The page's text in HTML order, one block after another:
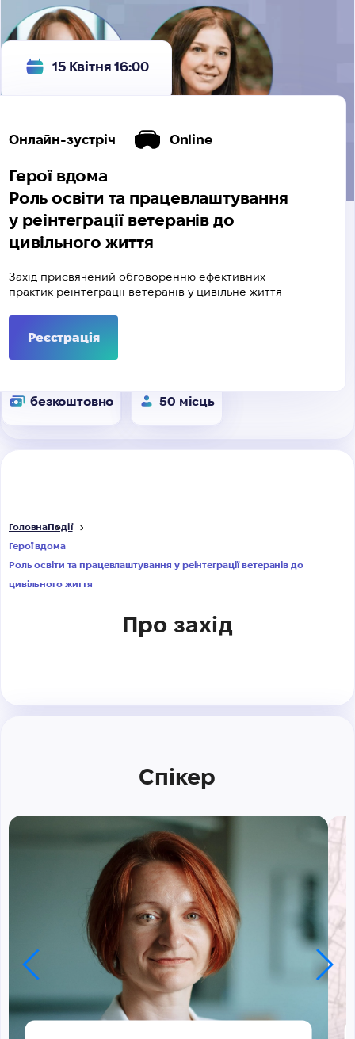
Онлайн-зустріч Online
Герої вдома
Роль освіти та працевлаштування
у реінтеграції ветеранів до
цивільного життя
Захід присвячений обговоренню ефективних
практик реінтеграції ветеранів у цивільне життя
Реєстрація
безкоштовно 50 місць
15 Квітня 16:00
ГоловнаПодії
Герої вдома
Роль освіти та працевлаштування у реінтеграції ветеранів до
цивільного життя
Про захід
Спікер